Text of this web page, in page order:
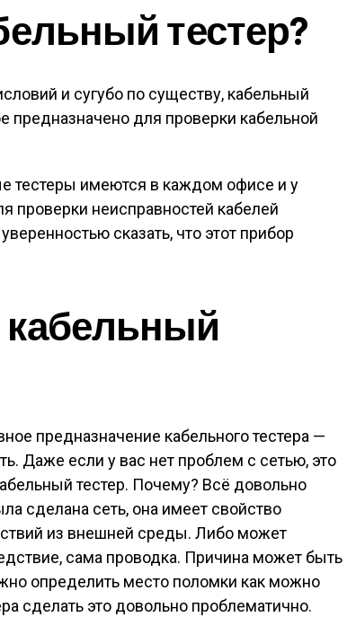
тестер?
и сугубо по существу, кабельный
предназначено для проверки кабельной
тестеры имеются в каждом офисе и у
проверки неисправностей кабелей
сказать, что этот прибор
предназначение кабельного тестера —
Даже если у вас нет проблем с сетью, это
тестер. Почему? Всё довольно
сделана сеть, она имеет свойство
из внешней среды. Либо может
сама проводка. Причина может быть
определить место поломки как можно
сделать это довольно проблематично.